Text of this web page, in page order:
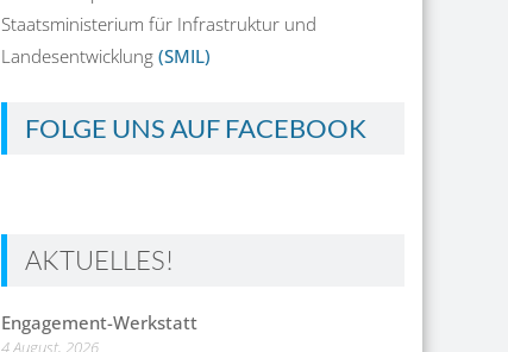
Staatsministerium für Infrastruktur und
Landesentwicklung (SMIL)
FOLGE UNS AUF FACEBOOK
AKTUELLES!
Engagement-Werkstatt
4 August, 2026